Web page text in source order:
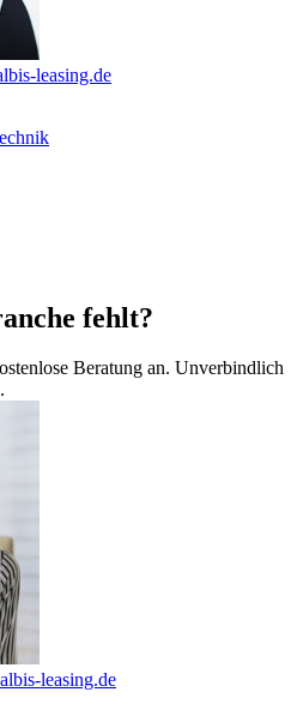
leasing.de
fehlt?
Beratung an. Unverbindlich
leasing.de